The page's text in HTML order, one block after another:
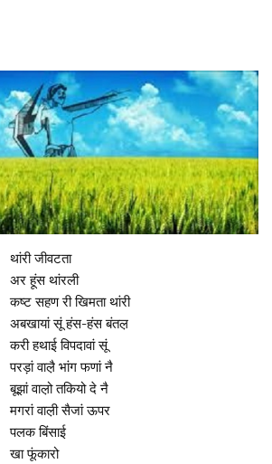
थांरी जीवटता
अर हूंस थांरली
कष्ट सहण री खिमता थांरी
अबखायां सूं हंस-हंस बंतल़
करी हथाई विपदावां सूं
परड़ां वाल़ै भांग फणां नै
बूझां वाल़ो तकियो दे नै
मगरां वाल़ी सैजां ऊपर
पलक बिंसाई
खा फूंकारो